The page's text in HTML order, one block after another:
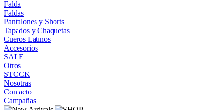
Falda
Faldas
Pantalones y Shorts
Tapados y Chaquetas
Cueros Latinos
Accesorios
SALE
Otros
STOCK
Nosotras
Contacto
Campañas